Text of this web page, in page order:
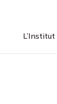
L’Institut